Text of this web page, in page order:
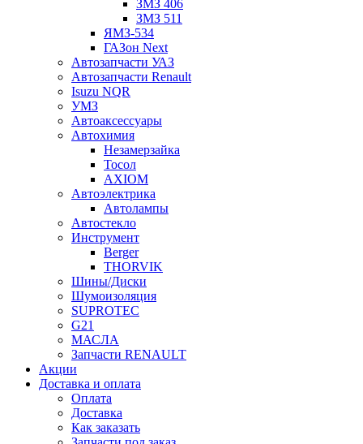
ЗМЗ 406
ЗМЗ 511
ЯМЗ-534
ГАЗон Next
Автозапчасти УАЗ
Автозапчасти Renault
Isuzu NQR
УМЗ
Автоаксессуары
Автохимия
Незамерзайка
Тосол
AXIOM
Автоэлектрика
Автолампы
Автостекло
Инструмент
Berger
THORVIK
Шины/Диски
Шумоизоляция
SUPROTEC
G21
МАСЛА
Запчасти RENAULT
Акции
Доставка и оплата
Оплата
Доставка
Как заказать